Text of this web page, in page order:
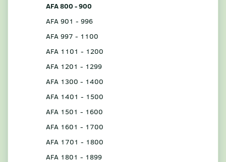
AFA 800 - 900
AFA 901 - 996
AFA 997 - 1100
AFA 1101 - 1200
AFA 1201 - 1299
AFA 1300 - 1400
AFA 1401 - 1500
AFA 1501 - 1600
AFA 1601 - 1700
AFA 1701 - 1800
AFA 1801 - 1899